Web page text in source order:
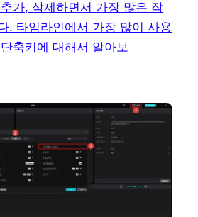
가, 삭제하면서 가장 많은 작
. 타임라인에서 가장 많이 사용
축키에 대해서 알아보